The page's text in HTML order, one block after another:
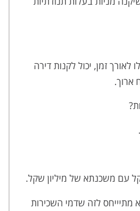
זמן, יכול לקנות דירה
ארוך.
עם משכנתא של מיליון שקל.
מתיייחס לזה שדמי השכירות